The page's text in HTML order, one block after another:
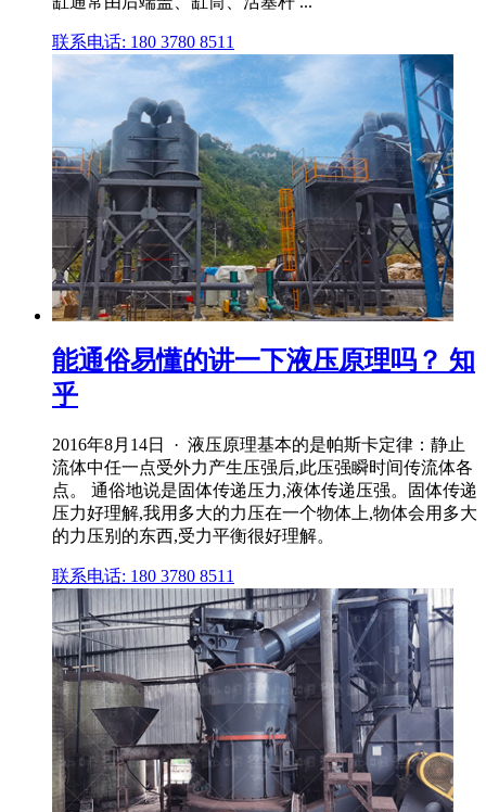
联系电话: 180 3780 8511
能通俗易懂的讲一下液压原理吗？ 知
乎
2016年8月14日 · 液压原理基本的是帕斯卡定律：静止
流体中任一点受外力产生压强后,此压强瞬时间传流体各
点。 通俗地说是固体传递压力,液体传递压强。固体传递
压力好理解,我用多大的力压在一个物体上,物体会用多大
的力压别的东西,受力平衡很好理解。
联系电话: 180 3780 8511